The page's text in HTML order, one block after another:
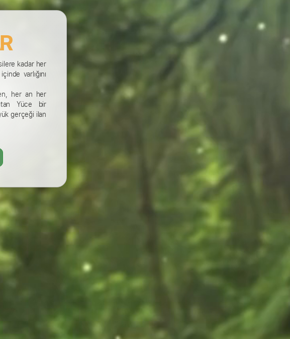
kadar her
varlığını
her an her
Yüce bir
gerçeği ilan